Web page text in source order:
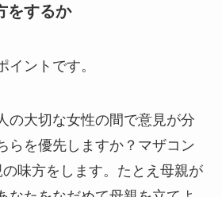
をするか
イントです。
の大切な女性の間で意見が分
らを優先しますか？マザコン
味方をします。たとえ母親が